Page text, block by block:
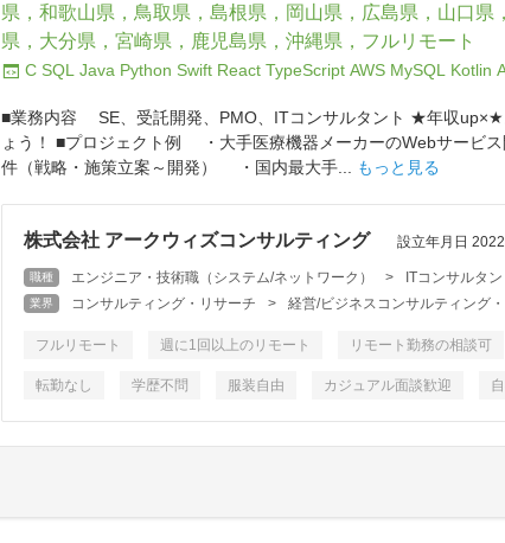
県，和歌山県，鳥取県，島根県，岡山県，広島県，山口
県，大分県，宮崎県，鹿児島県，沖縄県，フルリモート
C SQL Java Python Swift React TypeScript AWS MySQL Kotlin
■業務内容 SE、受託開発、PMO、ITコンサルタント ★年収up×★
ょう！ ■プロジェクト例 ・大手医療機器メーカーのWebサービ
件（戦略・施策立案～開発） ・国内最大手...
もっと見る
株式会社 アークウィズコンサルティング 設立年月日
職種 エンジニア・技術職（システム/ネットワーク） > ITコンサルタ
業界 コンサルティング・リサーチ > 経営/ビジネスコンサルティング
フルリモート 週に1回以上のリモート リモート勤務の相談可
転勤なし 学歴不問 服装自由 カジュアル面談歓迎